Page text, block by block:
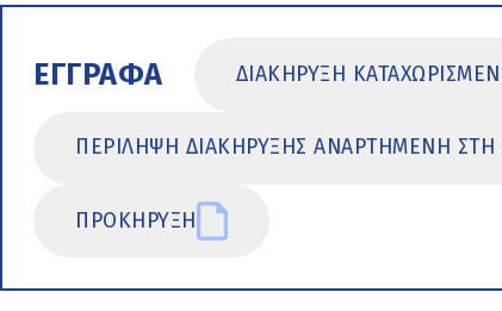
ΕΓΓΡΑΦΑ ΔΙΑΚΗΡΥΞΗ
ΠΕΡΙΛΗΨΗ ΔΙΑΚΗΡΥΞΗΣ ΑΝΑΡΤΗΜΕΝΗ ΣΤΗ
ΠΡΟΚΗΡΥΞΗ